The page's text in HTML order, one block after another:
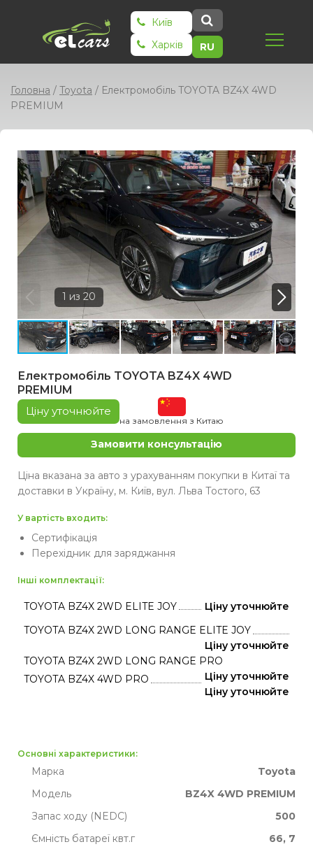
Київ
Харків
RU
Головна / Toyota / Електромобіль TOYOTA BZ4X 4WD
PREMIUM
Електромобіль TOYOTA BZ4X 4WD
PREMIUM
Ціну уточнюйте
на замовлення з Китаю
Замовити консультацію
Ціна вказана за авто з урахуванням покупки в Китаї та
доставки в Україну, м. Київ, вул. Льва Тостого, 63
У вартість входить:
Сертифікація
Перехідник для заряджання
Інші комплектації:
TOYOTA BZ4X 2WD ELITE JOY
Ціну уточнюйте
TOYOTA BZ4X 2WD LONG RANGE ELITE JOY
Ціну уточнюйте
TOYOTA BZ4X 2WD LONG RANGE PRO
Ціну уточнюйте
TOYOTA BZ4X 4WD PRO
Ціну уточнюйте
Основні характеристики:
Марка
Toyota
Модель
BZ4X 4WD PREMIUM
Запас ходу (NEDC)
500
Ємність батареї квт.г
66, 7